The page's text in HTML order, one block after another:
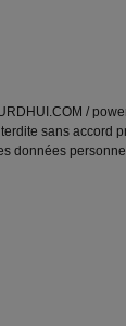
/
sans accord
données